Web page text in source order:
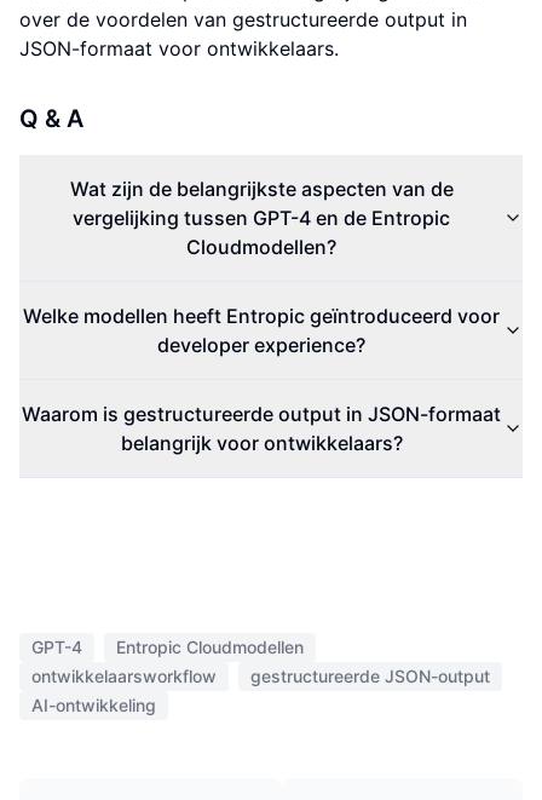
over de voordelen van gestructureerde output in
JSON-formaat voor ontwikkelaars.
Q & A
Wat zijn de belangrijkste aspecten van de
vergelijking tussen GPT-4 en de Entropic
Cloudmodellen?
Welke modellen heeft Entropic geïntroduceerd voor
developer experience?
Waarom is gestructureerde output in JSON-formaat
belangrijk voor ontwikkelaars?
GPT-4
Entropic Cloudmodellen
ontwikkelaarsworkflow
gestructureerde JSON-output
AI-ontwikkeling